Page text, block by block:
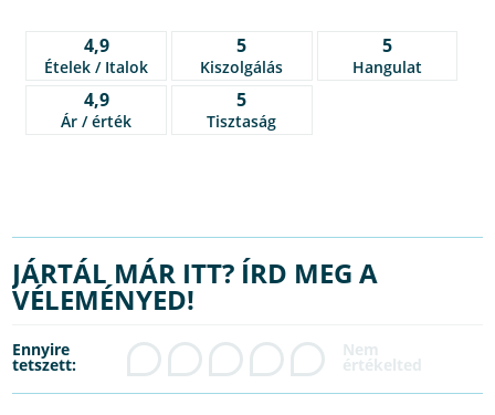
4,9
Ételek / Italok
5
Kiszolgálás
5
Hangulat
4,9
Ár / érték
5
Tisztaság
JÁRTÁL MÁR ITT? ÍRD MEG A
VÉLEMÉNYED!
Ennyire
tetszett: